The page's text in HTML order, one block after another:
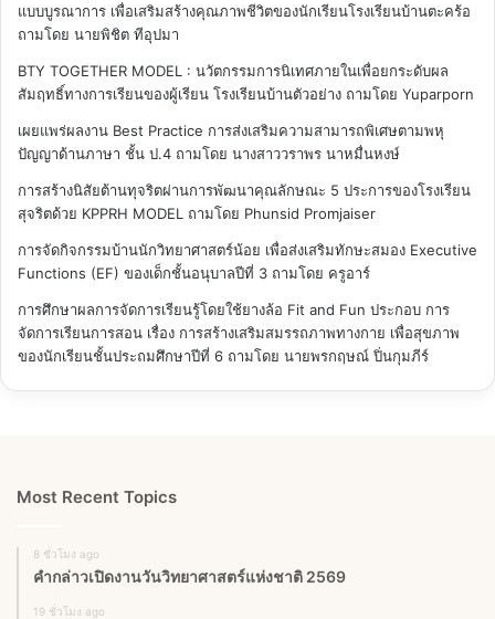
แบบบูรณาการ เพื่อเสริมสร้างคุณภาพชีวิตของนักเรียนโรงเรียนบ้านตะคร้อ
ถามโดย นายพิชิต ทีอุปมา
BTY TOGETHER MODEL : นวัตกรรมการนิเทศภายในเพื่อยกระดับผล
สัมฤทธิ์ทางการเรียนของผู้เรียน โรงเรียนบ้านตัวอย่าง ถามโดย Yuparporn
เผยแพร่ผลงาน Best Practice การส่งเสริมความสามารถพิเศษตามพหุ
ปัญญาด้านภาษา ชั้น ป.4 ถามโดย นางสาววราพร นาหมื่นหงษ์
การสร้างนิสัยต้านทุจริตผ่านการพัฒนาคุณลักษณะ 5 ประการของโรงเรียน
สุจริตด้วย KPPRH MODEL ถามโดย Phunsid Promjaiser
การจัดกิจกรรมบ้านนักวิทยาศาสตร์น้อย เพื่อส่งเสริมทักษะสมอง Executive
Functions (EF) ของเด็กชั้นอนุบาลปีที่ 3 ถามโดย ครูอาร์
การศึกษาผลการจัดการเรียนรู้โดยใช้ยางล้อ Fit and Fun ประกอบ การ
จัดการเรียนการสอน เรื่อง การสร้างเสริมสมรรถภาพทางกาย เพื่อสุขภาพ
ของนักเรียนชั้นประถมศึกษาปีที่ 6 ถามโดย นายพรกฤษณ์ ปิ่นกุมภีร์
Most Recent Topics
8 ชั่วโมง ago
คำกล่าวเปิดงานวันวิทยาศาสตร์แห่งชาติ 2569
19 ชั่วโมง ago